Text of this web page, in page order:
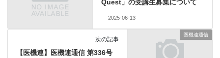
Quest」の受講生募集について
2025-06-13
医機連通信
次の記事
【医機連】医機連通信 第336号